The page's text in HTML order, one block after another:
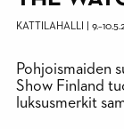
KATTILAHALLI 9.–
Pohjoismaiden
Show Finland
luksusmerkit